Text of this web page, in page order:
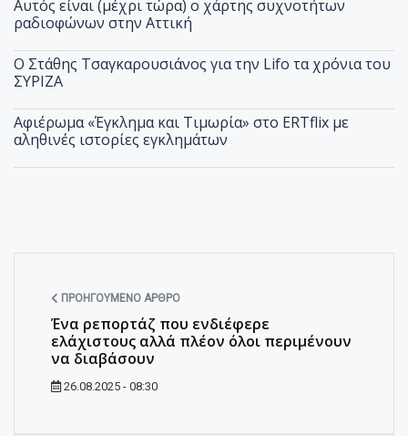
Αυτός είναι (μέχρι τώρα) ο χάρτης συχνοτήτων
ραδιοφώνων στην Αττική
Ο Στάθης Τσαγκαρουσιάνος για την Lifo τα χρόνια του
ΣΥΡΙΖΑ
Αφιέρωμα «Έγκλημα και Τιμωρία» στο ERTflix με
αληθινές ιστορίες εγκλημάτων
ΠΡΟΗΓΟΎΜΕΝΟ ΆΡΘΡΟ
Ένα ρεπορτάζ που ενδιέφερε
ελάχιστους αλλά πλέον όλοι περιμένουν
να διαβάσουν
26.08.2025 - 08:30